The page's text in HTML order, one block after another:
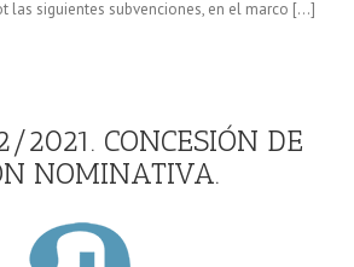
las siguientes subvenciones, en el marco […]
2021. CONCESIÓN DE
NOMINATIVA.